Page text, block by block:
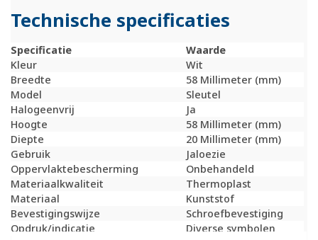
Technische specificaties
Specificatie
Waarde
Kleur
Wit
Breedte
58 Millimeter (mm)
Model
Sleutel
Halogeenvrij
Ja
Hoogte
58 Millimeter (mm)
Diepte
20 Millimeter (mm)
Gebruik
Jaloezie
Oppervlaktebescherming
Onbehandeld
Materiaalkwaliteit
Thermoplast
Materiaal
Kunststof
Bevestigingswijze
Schroefbevestiging
Opdruk/indicatie
Diverse symbolen